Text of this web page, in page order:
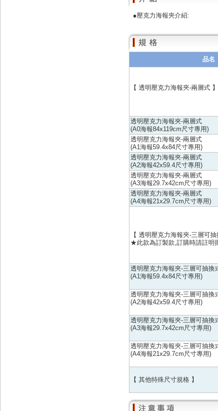
●壓克力海報夾介紹:
品名
【 透明壓克力海報夾-兩層式 】
透明壓克力海報夾-兩層式
(A0海報84x119cm尺寸專用)
透明壓克力海報夾-兩層式
(A1海報59.4x84尺寸專用)
透明壓克力海報夾-兩層式
(A2海報42x59.4尺寸專用)
透明壓克力海報夾-兩層式
(A3海報29.7x42cm尺寸專用)
透明壓克力海報夾-兩層式
(A4海報21x29.7cm尺寸專用)
【 透明壓克力海報夾-三層可
★此款為訂製款,訂購時請註明
透明壓克力海報夾-三層可抽換
(A1海報59.4x84尺寸專用)
透明壓克力海報夾-三層可抽換
(A2海報42x59.4尺寸專用)
透明壓克力海報夾-三層可抽換
(A3海報29.7x42cm尺寸專用)
透明壓克力海報夾-三層可抽換
(A4海報21x29.7cm尺寸專用)
【 其他特殊尺寸規格 】